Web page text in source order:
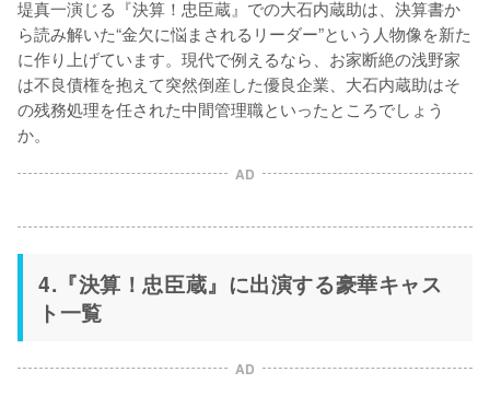
堤真一演じる『決算！忠臣蔵』での大石内蔵助は、決算書か
ら読み解いた“金欠に悩まされるリーダー”という人物像を新た
に作り上げています。現代で例えるなら、お家断絶の浅野家
は不良債権を抱えて突然倒産した優良企業、大石内蔵助はそ
の残務処理を任された中間管理職といったところでしょう
か。
AD
4.『決算！忠臣蔵』に出演する豪華キャス
ト一覧
AD